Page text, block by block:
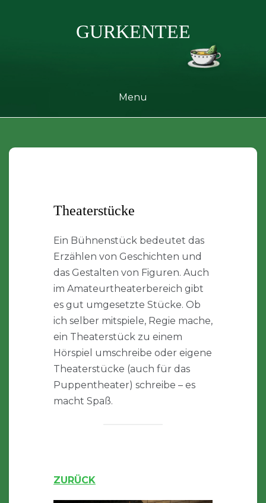
GURKENTEE
Menu
Theaterstücke
Ein Bühnenstück bedeutet das
Erzählen von Geschichten und
das Gestalten von Figuren. Auch
im Amateurtheaterbereich gibt
es gut umgesetzte Stücke. Ob
ich selber mitspiele, Regie mache,
ein Theaterstück zu einem
Hörspiel umschreibe oder eigene
Theaterstücke (auch für das
Puppentheater) schreibe – es
macht Spaß.
ZURÜCK